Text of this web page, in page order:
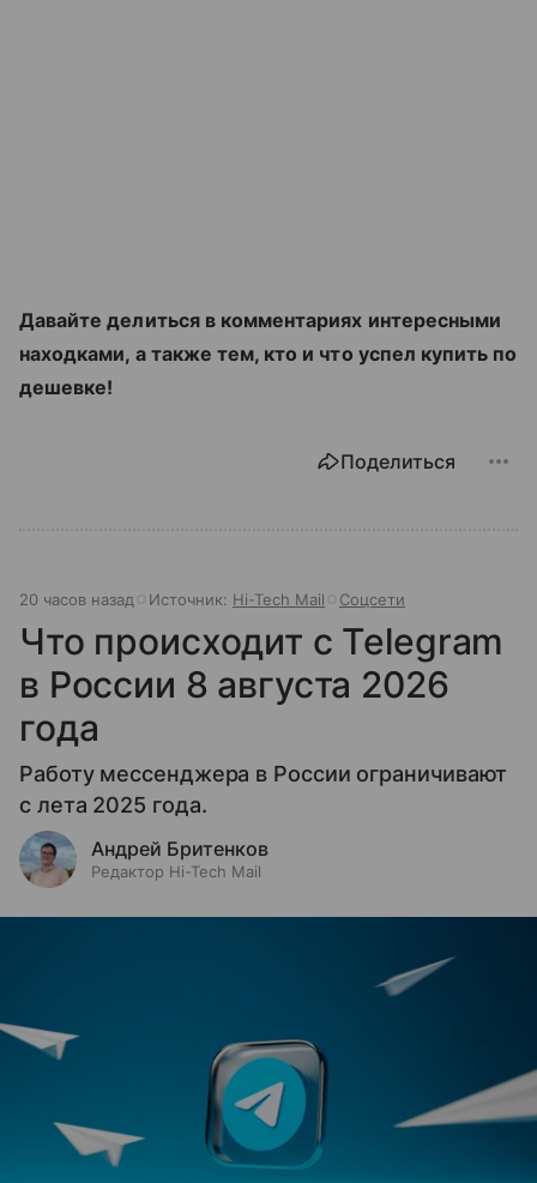
Давайте делиться в комментариях интересными
находками, а также тем, кто и что успел купить по
дешевке!
Поделиться
20 часов назад Источник: Hi-Tech Mail Соцсети
Что происходит с Telegram
в России 8 августа 2026
года
Работу мессенджера в России ограничивают
с лета 2025 года.
Андрей Бритенков
Редактор Hi-Tech Mail